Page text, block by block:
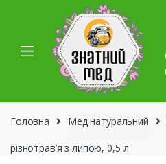
Skip to navigation
Головна Мед натуральний
різнотрав’я з липою, 0,5 л